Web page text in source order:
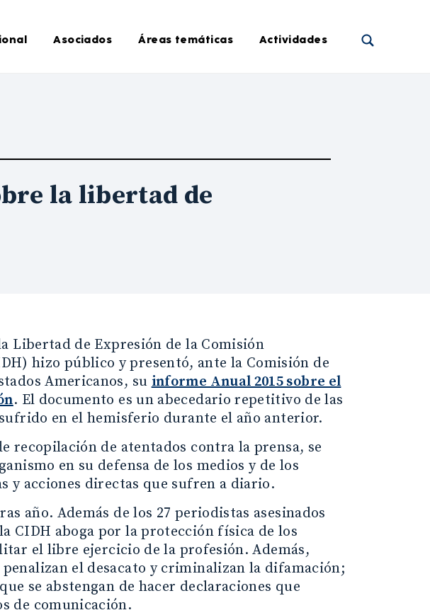
Asociados Áreas temáticas Actividades
la libertad de
Libertad de Expresión de la Comisión
hizo público y presentó, ante la Comisión de
Americanos, suinforme Anual 2015 sobre el
. El documento es un abecedario repetitivo de las
en el hemisferio durante el año anterior.
recopilación de atentados contra la prensa, se
en su defensa de los medios y de los
y acciones directas que sufren a diario.
año. Además de los 27 periodistas asesinados
CIDH aboga por la protección física de los
el libre ejercicio de la profesión. Además,
el desacato y criminalizan la difamación;
se abstengan de hacer declaraciones que
de comunicación.